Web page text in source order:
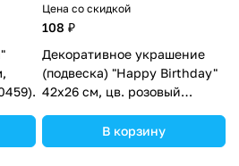
Цена со скидкой
108 ₽
Декоративное украшение
(подвеска) "Happy Birthday"
42х26 см, цв. розовый
В корзину